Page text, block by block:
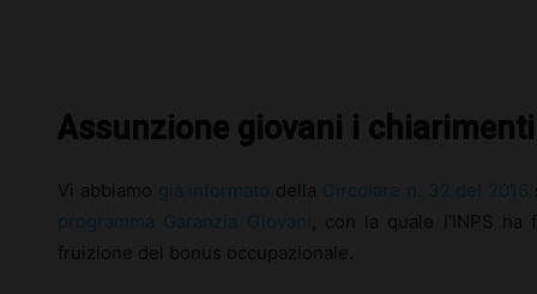
Assunzione giovani i chiarimenti
Vi abbiamo della
, con la quale l’INPS
fruizione del bonus occupazionale.